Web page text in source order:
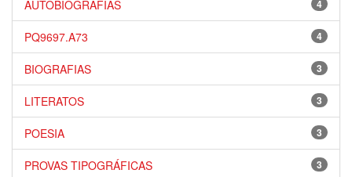
4
AUTOBIOGRAFIAS
4
PQ9697.A73
3
BIOGRAFIAS
3
LITERATOS
3
POESIA
3
PROVAS TIPOGRÁFICAS